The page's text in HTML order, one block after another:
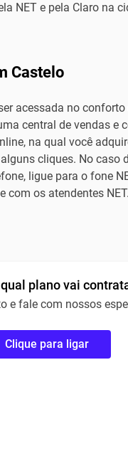
NET e pela Claro na
Castelo
acessada no conforto
central de vendas e
na qual você
cliques. No caso
ligue para o fone
com os atendentes NET.
plano vai
e fale com nossos
Clique para ligar